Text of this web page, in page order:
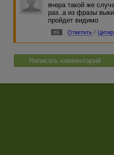
вчера такой же
раз..а из фразы
пройдет видимо
#6 Ответить /
Написать комментарий